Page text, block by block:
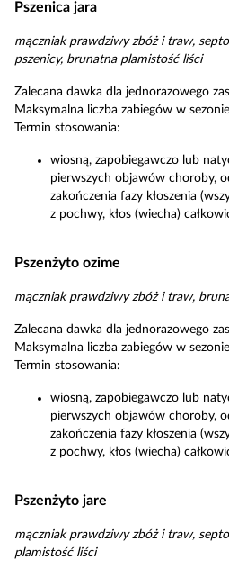
Pszenica jara
mączniak prawdziwy zbóż i traw,
pszenicy, brunatna plamistość liści
Zalecana dawka dla jednorazowego
Maksymalna liczba zabiegów w
Termin stosowania:
wiosną, zapobiegawczo lub
pierwszych objawów choroby,
zakończenia fazy kłoszenia
z pochwy, kłos (wiecha)
Pszenżyto ozime
mączniak prawdziwy zbóż i traw,
Zalecana dawka dla jednorazowego
Maksymalna liczba zabiegów w
Termin stosowania:
wiosną, zapobiegawczo lub
pierwszych objawów choroby,
zakończenia fazy kłoszenia
z pochwy, kłos (wiecha)
Pszenżyto jare
mączniak prawdziwy zbóż i traw,
plamistość liści